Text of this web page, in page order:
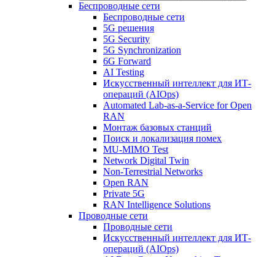
Беспроводные сети
Беспроводные сети
5G решения
5G Security
5G Synchronization
6G Forward
AI Testing
Искусственный интеллект для ИТ-
операций (AIOps)
Automated Lab-as-a-Service for Open
RAN
Монтаж базовых станций
Поиск и локализация помех
MU-MIMO Test
Network Digital Twin
Non-Terrestrial Networks
Open RAN
Private 5G
RAN Intelligence Solutions
Проводные сети
Проводные сети
Искусственный интеллект для ИТ-
операций (AIOps)